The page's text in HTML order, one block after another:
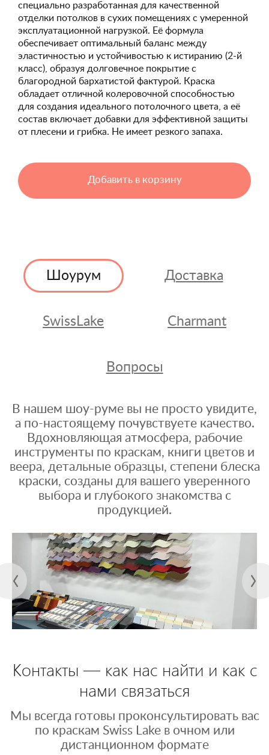
специально разработанная для качественной
отделки потолков в сухих помещениях с умеренной
эксплуатационной нагрузкой. Её формула
обеспечивает оптимальный баланс между
эластичностью и устойчивостью к истиранию (2-й
класс), образуя долговечное покрытие с
благородной бархатистой фактурой. Краска
обладает отличной колеровочной способностью
для создания идеального потолочного цвета, а её
состав включает добавки для эффективной защиты
от плесени и грибка. Не имеет резкого запаха.
Добавить в корзину
Шоурум Доставка
SwissLake Charmant
Вопросы
В нашем шоу-руме вы не просто увидите,
а по-настоящему почувствуете качество.
Вдохновляющая атмосфера, рабочие
инструменты по краскам, книги цветов и
веера, детальные образцы, степени блеска
краски, созданы для вашего уверенного
выбора и глубокого знакомства с
продукцией.
Контакты — как нас найти и как с
нами связаться
Мы всегда готовы проконсультировать вас
по краскам Swiss Lake в очном или
дистанционном формате